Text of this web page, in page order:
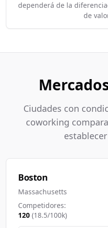
dependerá de la
de
Ciudades con
coworking
Boston
Massachusetts
Competidores:
120 (18.5/100k)